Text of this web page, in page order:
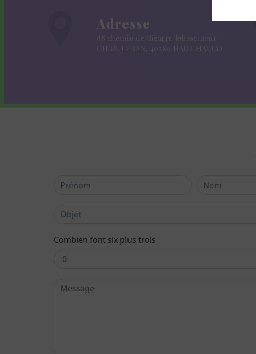
Adresse
88 chemin de Bigarre lotissement
CHIOULEBEN, 40280 HAUT MAUCO
Combien font six plus trois